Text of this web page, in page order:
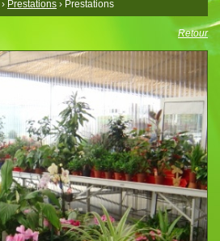
› Prestations › Prestations
Retour